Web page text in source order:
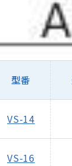
型番
VS-14
VS-16